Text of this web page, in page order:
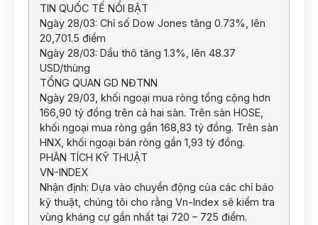
TIN QUỐC TẾ NỔI BẬT
Ngày 28/03: Chỉ số Dow Jones tăng 0.73%, lên
20,701.5 điểm
Ngày 28/03: Dầu thô tăng 1.3%, lên 48.37
USD/thùng
TỔNG QUAN GD NĐTNN
Ngày 29/03, khối ngoại mua ròng tổng cộng hơn
166,90 tỷ đồng trên cả hai sàn. Trên sàn HOSE,
khối ngoại mua ròng gần 168,83 tỷ đồng. Trên sàn
HNX, khối ngoại bán ròng gần 1,93 tỷ đồng.
PHÂN TÍCH KỸ THUẬT
VN-INDEX
Nhận định: Dựa vào chuyển động của các chỉ báo
kỹ thuật, chúng tôi cho rằng Vn-Index sẽ kiểm tra
vùng kháng cự gần nhất tại 720 – 725 điểm.